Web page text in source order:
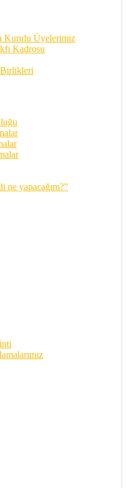
Kurulu Üyelerimiz
Kadrosu
ne yapacağım?”